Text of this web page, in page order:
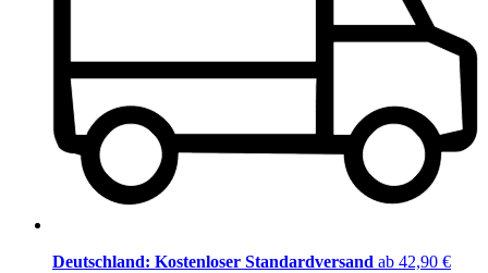
Deutschland: Kostenloser Standardversand ab 42,90 €